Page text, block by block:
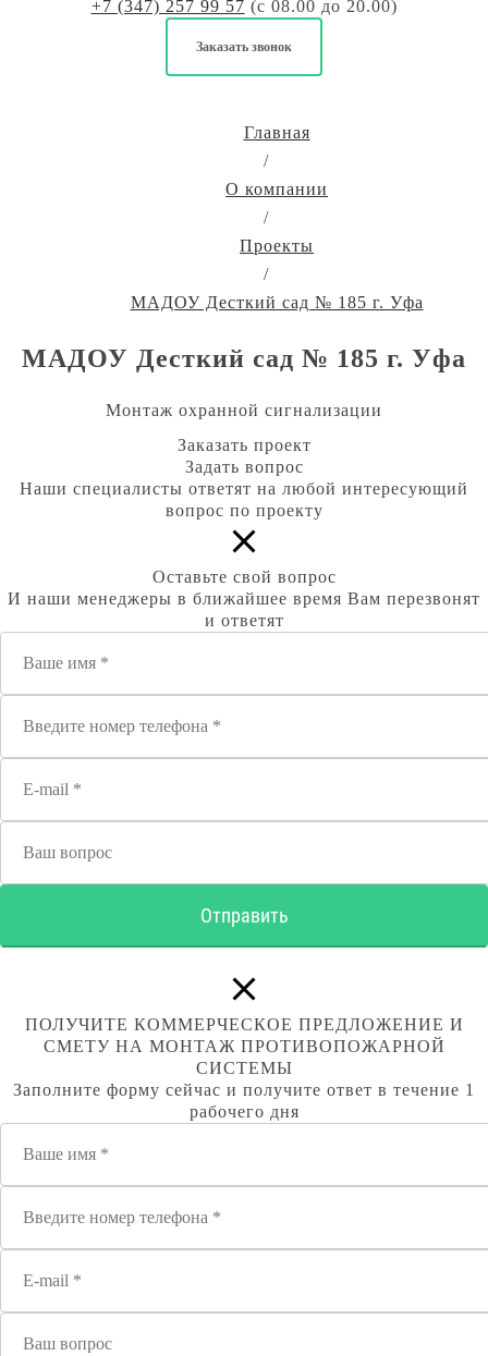
+7 (347) 257 99 57 (с 08.00 до 20.00)
Заказать звонок
Главная
/
О компании
/
Проекты
/
МАДОУ Десткий сад № 185 г. Уфа
МАДОУ Десткий сад № 185 г. Уфа
Монтаж охранной сигнализации
Заказать проект
Задать вопрос
Наши специалисты ответят на любой интересующий
вопрос по проекту
Оставьте свой вопрос
И наши менеджеры в ближайшее время Вам перезвонят
и ответят
ПОЛУЧИТЕ КОММЕРЧЕСКОЕ ПРЕДЛОЖЕНИЕ И
СМЕТУ НА МОНТАЖ ПРОТИВОПОЖАРНОЙ
СИСТЕМЫ
Заполните форму сейчас и получите ответ в течение 1
рабочего дня